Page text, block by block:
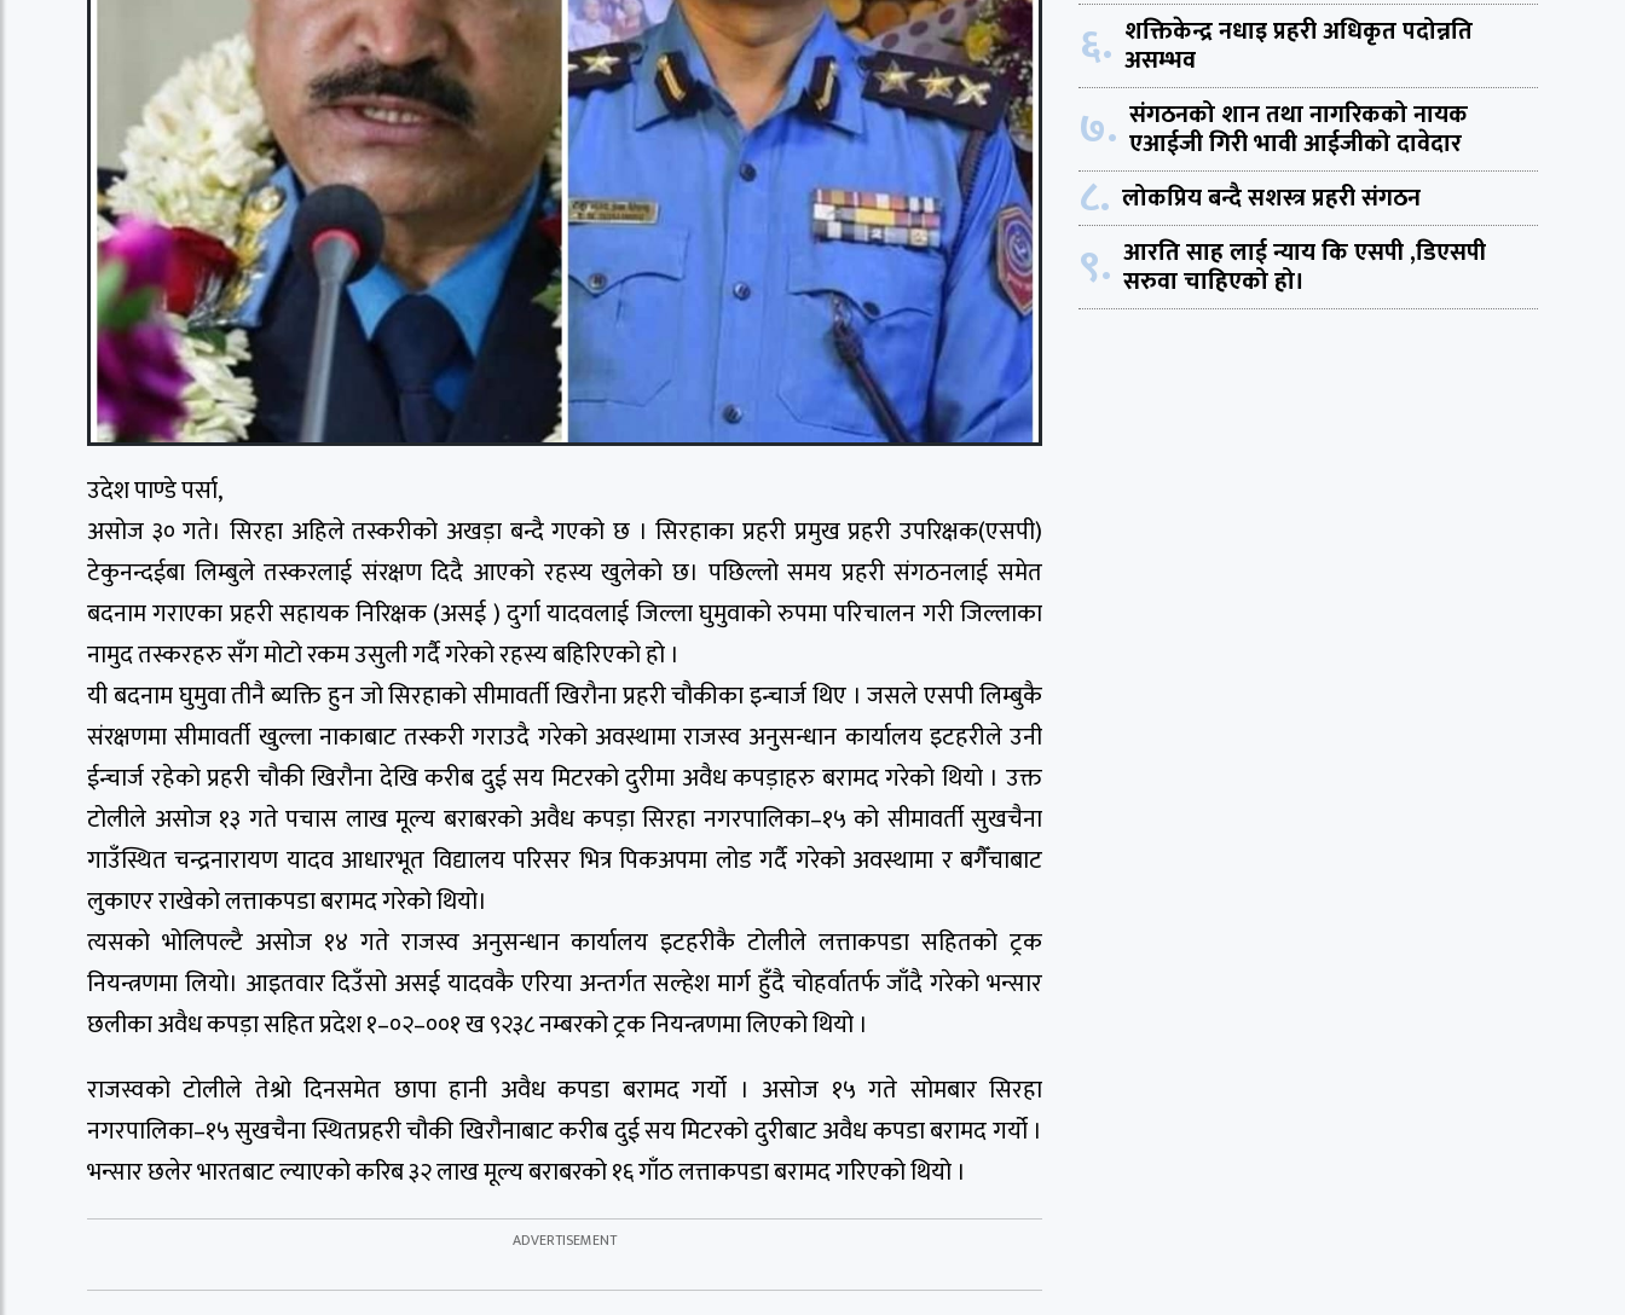
उदेश पाण्डे पर्सा,
असोज ३० गते। सिरहा अहिले तस्करीको अखड़ा बन्दै गएको छ । सिरहाका प्रहरी प्रमुख प्रहरी उपरिक्षक(एसपी)
टेकुनन्दईबा लिम्बुले तस्करलाई संरक्षण दिदै आएको रहस्य खुलेको छ। पछिल्लो समय प्रहरी संगठनलाई समेत
बदनाम गराएका प्रहरी सहायक निरिक्षक (असई ) दुर्गा यादवलाई जिल्ला घुमुवाको रुपमा परिचालन गरी जिल्लाका
नामुद तस्करहरु सँग मोटो रकम उसुली गर्दै गरेको रहस्य बहिरिएको हो ।
यी बदनाम घुमुवा तीनै ब्यक्ति हुन जो सिरहाको सीमावर्ती खिरौना प्रहरी चौकीका इन्चार्ज थिए । जसले एसपी लिम्बुकै
संरक्षणमा सीमावर्ती खुल्ला नाकाबाट तस्करी गराउदै गरेको अवस्थामा राजस्व अनुसन्धान कार्यालय इटहरीले उनी
ईन्चार्ज रहेको प्रहरी चौकी खिरौना देखि करीब दुई सय मिटरको दुरीमा अवैध कपड़ाहरु बरामद गरेको थियो । उक्त
टोलीले असोज १३ गते पचास लाख मूल्य बराबरको अवैध कपड़ा सिरहा नगरपालिका–१५ को सीमावर्ती सुखचैना
गाउँस्थित चन्द्रनारायण यादव आधारभूत विद्यालय परिसर भित्र पिकअपमा लोड गर्दै गरेको अवस्थामा र बगैँचाबाट
लुकाएर राखेको लत्ताकपडा बरामद गरेको थियो।
त्यसको भोलिपल्टै असोज १४ गते राजस्व अनुसन्धान कार्यालय इटहरीकै टोलीले लत्ताकपडा सहितको ट्रक
नियन्त्रणमा लियो। आइतवार दिउँसो असई यादवकै एरिया अन्तर्गत सल्हेश मार्ग हुँदै चोहर्वातर्फ जाँदै गरेको भन्सार
छलीका अवैध कपड़ा सहित प्रदेश १–०२–००१ ख ९२३८ नम्बरको ट्रक नियन्त्रणमा लिएको थियो ।
राजस्वको टोलीले तेश्रो दिनसमेत छापा हानी अवैध कपडा बरामद गर्यो । असोज १५ गते सोमबार सिरहा
नगरपालिका–१५ सुखचैना स्थितप्रहरी चौकी खिरौनाबाट करीब दुई सय मिटरको दुरीबाट अवैध कपडा बरामद गर्यो ।
भन्सार छलेर भारतबाट ल्याएको करिब ३२ लाख मूल्य बराबरको १६ गाँठ लत्ताकपडा बरामद गरिएको थियो ।
६. शक्तिकेन्द्र नधाइ प्रहरी अधिकृत पदोन्नति
असम्भव
७. संगठनको शान तथा नागरिकको नायक
एआईजी गिरी भावी आईजीको दावेदार
८. लोकप्रिय बन्दै सशस्त्र प्रहरी संगठन
९. आरति साह लाई न्याय कि एसपी ,डिएसपी
सरुवा चाहिएको हो।